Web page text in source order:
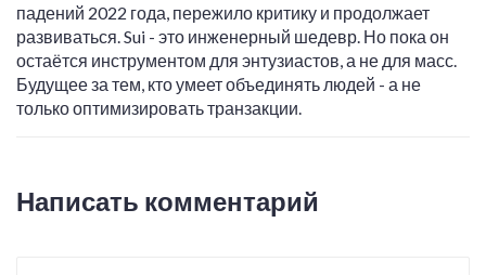
падений 2022 года, пережило критику и продолжает
развиваться. Sui - это инженерный шедевр. Но пока он
остаётся инструментом для энтузиастов, а не для масс.
Будущее за тем, кто умеет объединять людей - а не
только оптимизировать транзакции.
Написать комментарий